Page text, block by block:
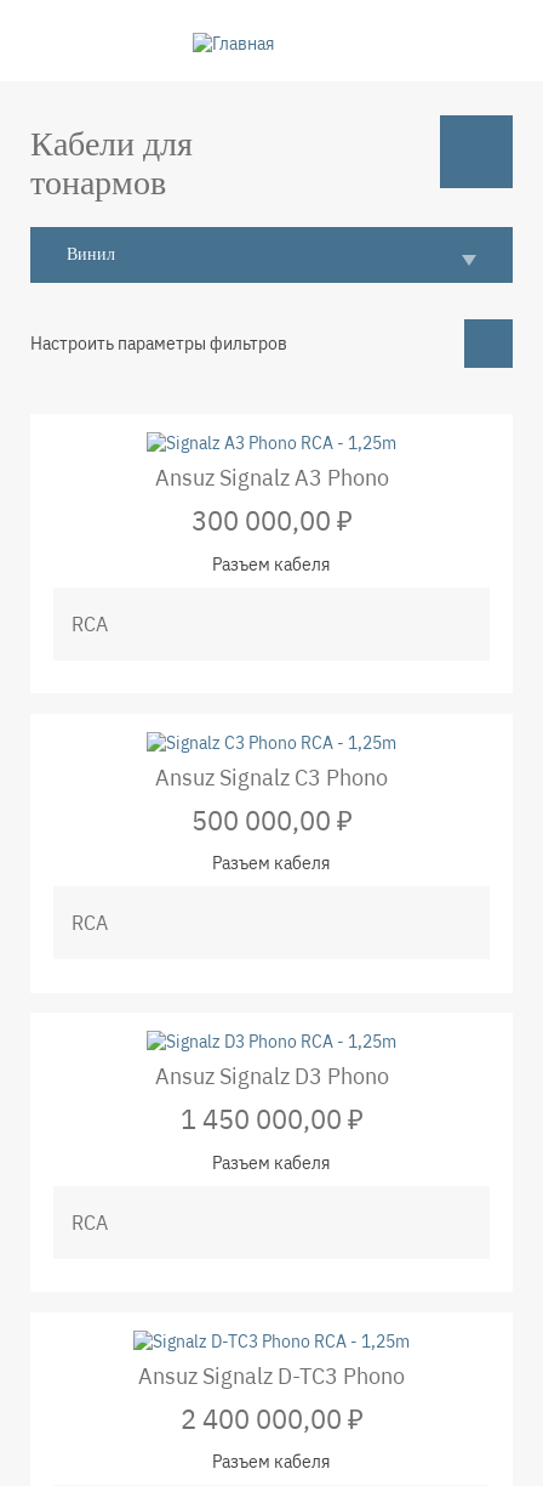
Кабели для
тонармов
Винил
Настроить параметры фильтров
Ansuz Signalz A3 Phono
300 000,00 ₽
Разъем кабеля
Ansuz Signalz C3 Phono
500 000,00 ₽
Разъем кабеля
Ansuz Signalz D3 Phono
1 450 000,00 ₽
Разъем кабеля
Ansuz Signalz D-TC3 Phono
2 400 000,00 ₽
Разъем кабеля